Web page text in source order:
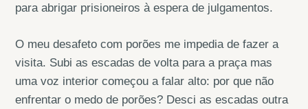
para abrigar prisioneiros à espera de julgamentos.
O meu desafeto com porões me impedia de fazer a
visita. Subi as escadas de volta para a praça mas
uma voz interior começou a falar alto: por que não
enfrentar o medo de porões? Desci as escadas outra